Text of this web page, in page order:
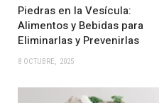
Piedras en la Vesícula:
Alimentos y Bebidas para
Eliminarlas y Prevenirlas
8 OCTUBRE, 2025